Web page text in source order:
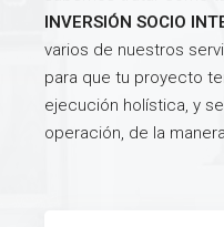
INVERSIÓN SOCIO
varios de nuestros
para que tu proyecto
ejecución holística, y
operación, de la